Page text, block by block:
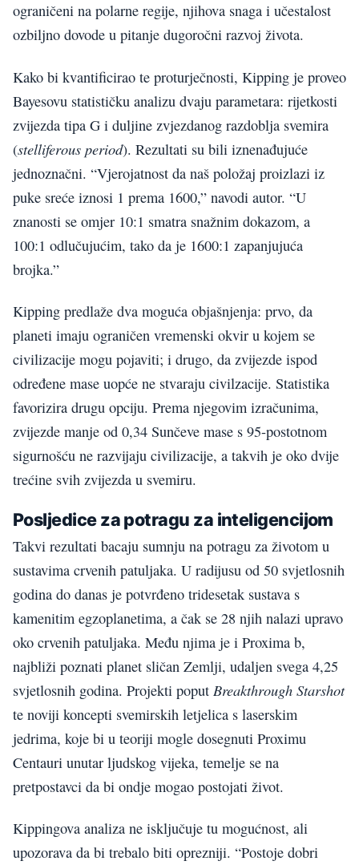
ograničeni na polarne regije, njihova snaga i učestalost
ozbiljno dovode u pitanje dugoročni razvoj života.
Kako bi kvantificirao te proturječnosti, Kipping je proveo
Bayesovu statističku analizu dvaju parametara: rijetkosti
zvijezda tipa G i duljine zvjezdanog razdoblja svemira
(stelliferous period). Rezultati su bili iznenađujuće
jednoznačni. “Vjerojatnost da naš položaj proizlazi iz
puke sreće iznosi 1 prema 1600,” navodi autor. “U
znanosti se omjer 10:1 smatra snažnim dokazom, a
100:1 odlučujućim, tako da je 1600:1 zapanjujuća
brojka.”
Kipping predlaže dva moguća objašnjenja: prvo, da
planeti imaju ograničen vremenski okvir u kojem se
civilizacije mogu pojaviti; i drugo, da zvijezde ispod
određene mase uopće ne stvaraju civilzacije. Statistika
favorizira drugu opciju. Prema njegovim izračunima,
zvijezde manje od 0,34 Sunčeve mase s 95-postotnom
sigurnošću ne razvijaju civilizacije, a takvih je oko dvije
trećine svih zvijezda u svemiru.
Posljedice za potragu za inteligencijom
Takvi rezultati bacaju sumnju na potragu za životom u
sustavima crvenih patuljaka. U radijusu od 50 svjetlosnih
godina do danas je potvrđeno tridesetak sustava s
kamenitim egzoplanetima, a čak se 28 njih nalazi upravo
oko crvenih patuljaka. Među njima je i Proxima b,
najbliži poznati planet sličan Zemlji, udaljen svega 4,25
svjetlosnih godina. Projekti poput Breakthrough Starshot
te noviji koncepti svemirskih letjelica s laserskim
jedrima, koje bi u teoriji mogle dosegnuti Proximu
Centauri unutar ljudskog vijeka, temelje se na
pretpostavci da bi ondje mogao postojati život.
Kippingova analiza ne isključuje tu mogućnost, ali
upozorava da bi trebalo biti oprezniji. “Postoje dobri